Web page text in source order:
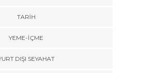
TARİH
YEME-İÇME
DIŞI SEYAHAT